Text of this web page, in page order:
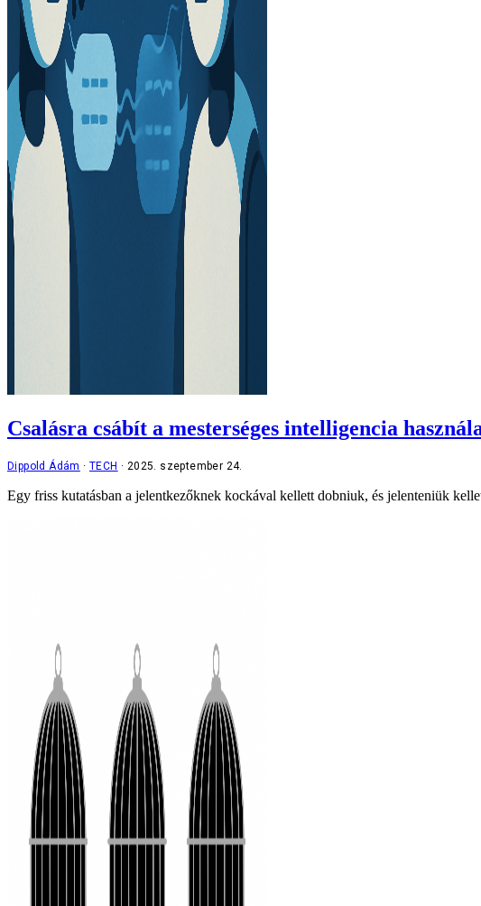
Csalásra csábít a mesterséges intelligencia
Dippold Ádám TECH 2025. szeptember 24.
Egy friss kutatásban a jelentkezőknek kockával kellett dobniuk, és jelenteniük